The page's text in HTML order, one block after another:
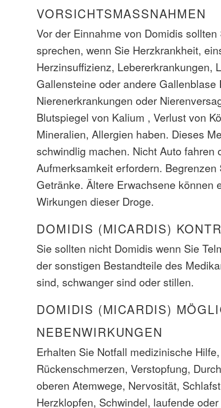
VORSICHTSMASSNAHMEN
Vor der Einnahme von Domidis
sprechen, wenn Sie Herzkrankheit,
Herzinsuffizienz, Lebererkrankungen,
Gallensteine ​​oder andere Gallenblase
Nierenerkrankungen oder
Blutspiegel von Kalium , Verlust von
Mineralien, Allergien haben. Dieses
schwindlig machen. Nicht Auto fahren
Aufmerksamkeit erfordern.
Getränke. Ältere Erwachsene können
Wirkungen dieser Droge.
DOMIDIS (MICARDIS)
Sie sollten nicht Domidis wenn Sie
der sonstigen Bestandteile des
sind, schwanger sind oder stillen.
DOMIDIS (MICARDIS)
NEBENWIRKUNGEN
Erhalten Sie Notfall medizinische
Rückenschmerzen, Verstopfung,
oberen Atemwege, Nervosität,
Herzklopfen, Schwindel, laufende